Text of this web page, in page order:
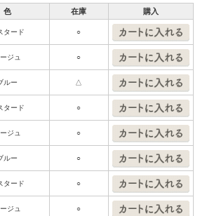
色 在庫 購入
タード ○
ジュ ○
ルー △
タード ○
ジュ ○
ルー ○
タード ○
ジュ ○